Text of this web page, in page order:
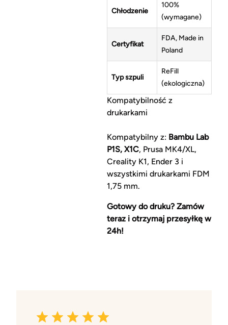
Chłodzenie
100%
(wymagane)
Certyfikat
FDA, Made in
Poland
Typ szpuli
ReFill
(ekologiczna)
Kompatybilność z
drukarkami
Kompatybilny z: Bambu Lab
P1S, X1C, Prusa MK4/XL,
Creality K1, Ender 3 i
wszystkimi drukarkami FDM
1,75 mm.
Gotowy do druku? Zamów
teraz i otrzymaj przesyłkę w
24h!